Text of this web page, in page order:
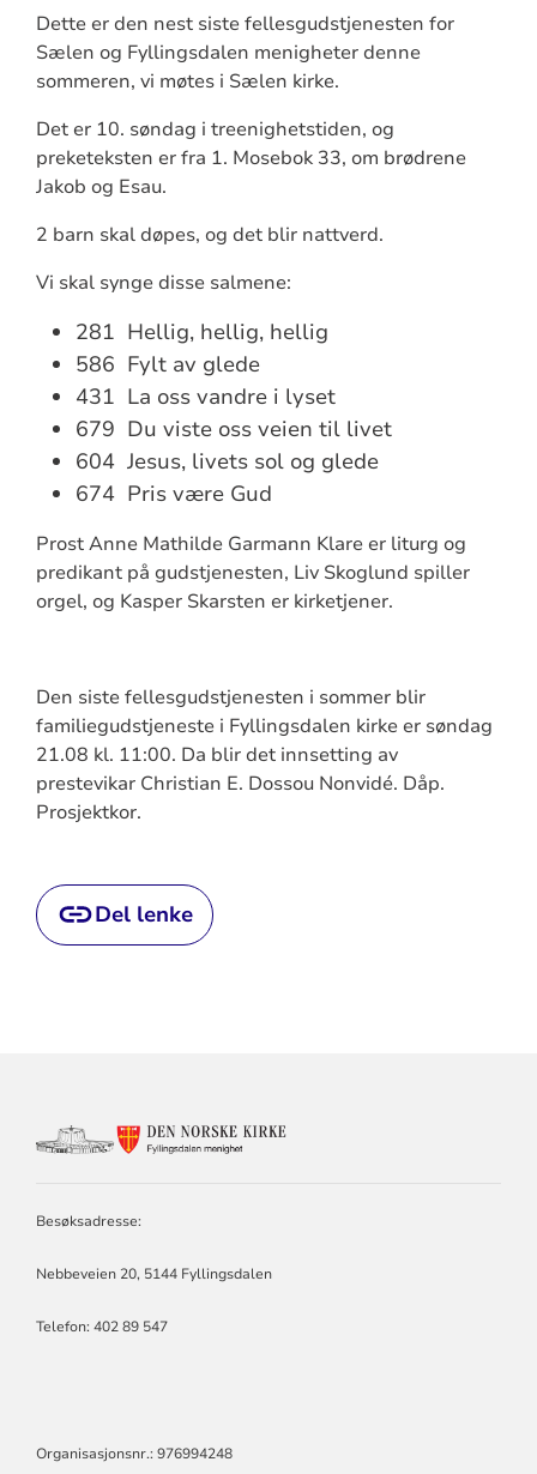
Dette er den nest siste fellesgudstjenesten for
Sælen og Fyllingsdalen menigheter denne
sommeren, vi møtes i Sælen kirke.
Det er 10. søndag i treenighetstiden, og
preketeksten er fra 1. Mosebok 33, om brødrene
Jakob og Esau.
2 barn skal døpes, og det blir nattverd.
Vi skal synge disse salmene:
281 Hellig, hellig, hellig
586 Fylt av glede
431 La oss vandre i lyset
679 Du viste oss veien til livet
604 Jesus, livets sol og glede
674 Pris være Gud
Prost Anne Mathilde Garmann Klare er liturg og
predikant på gudstjenesten, Liv Skoglund spiller
orgel, og Kasper Skarsten er kirketjener.
Den siste fellesgudstjenesten i sommer blir
familiegudstjeneste i Fyllingsdalen kirke er søndag
21.08 kl. 11:00. Da blir det innsetting av
prestevikar Christian E. Dossou Nonvidé. Dåp.
Prosjektkor.
Del lenke
Besøksadresse:
Nebbeveien 20, 5144 Fyllingsdalen
Telefon: 402 89 547
Organisasjonsnr.: 976994248